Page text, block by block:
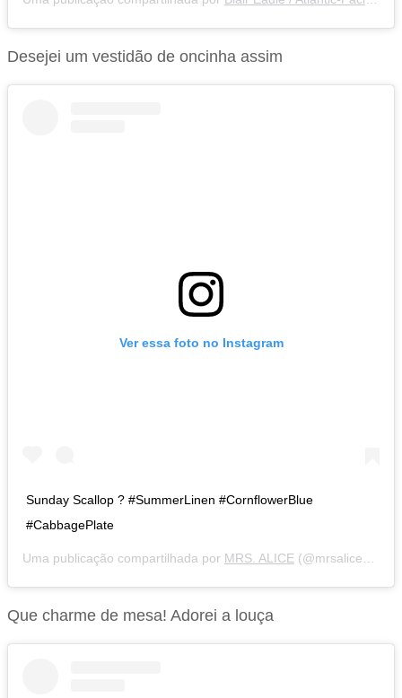
Desejei um vestidão de oncinha assim
Ver essa foto no Instagram
Sunday Scallop ? #SummerLinen #CornflowerBlue
#CabbagePlate
Uma publicação compartilhada por MRS. ALICE (@mrsaliceshop) em
Que charme de mesa! Adorei a louça